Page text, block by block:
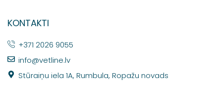
KONTAKTI
+371 2026 9055
info@vetline.lv
Stūraiņu iela 1A, Rumbula, Ropažu novads